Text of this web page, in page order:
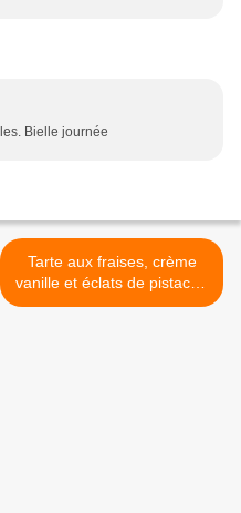
Bielle journée
Tarte aux fraises, crème
vanille et éclats de pistache
.... la recette >